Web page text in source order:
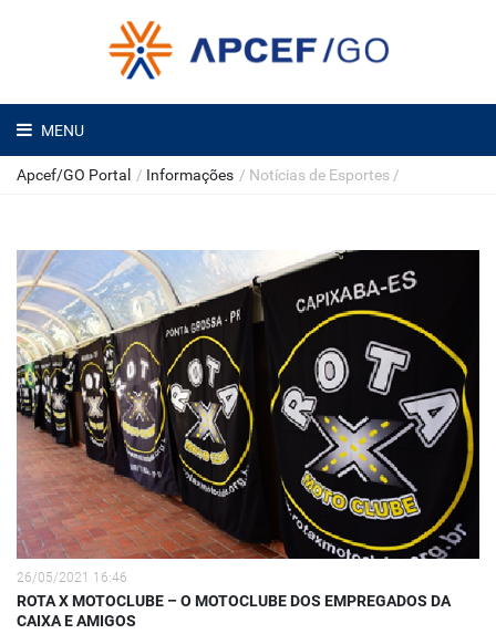
MENU
Apcef/GO Portal / Informações / Notícias de Esportes /
26/05/2021 16:46
ROTA X MOTOCLUBE – O MOTOCLUBE DOS EMPREGADOS DA
CAIXA E AMIGOS